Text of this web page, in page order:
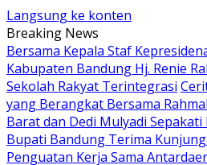
Langsung ke konten
Breaking News
Bersama Kepala Staf
Kabupaten Bandung Hj. Renie
Sekolah Rakyat Terintegrasi
yang Berangkat Bersama
Barat dan Dedi Mulyadi Sepakati
Bupati Bandung Terima
Penguatan Kerja Sama